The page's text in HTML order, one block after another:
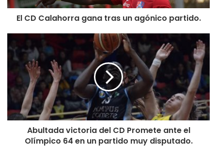
El CD Calahorra gana tras un agónico partido.
Abultada victoria del CD Promete ante el
Olímpico 64 en un partido muy disputado.